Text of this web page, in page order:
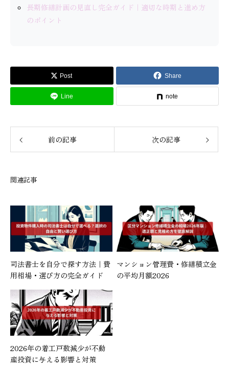
長期修繕計画の見直し完全ガイド｜適切な時期と進め方
のポイント
Post Share
Line note
前の記事 次の記事
関連記事
司法書士を自分で探す方法｜費
用相場・選び方の完全ガイド
マンション管理費・修繕積立金
の平均月額2026
2026年の着工戸数減少が不動
産投資に与える影響と対策